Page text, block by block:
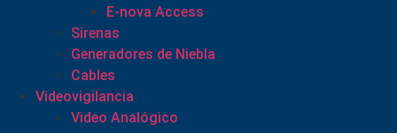
E-nova Access
Sirenas
Generadores de Niebla
Cables
Videovigilancia
Video Analógico